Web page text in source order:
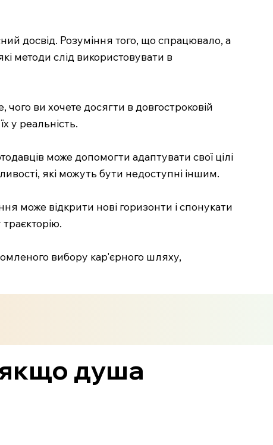
досвід. Розуміння того, що спрацювало, а
методи слід використовувати в
ви хочете досягти в довгостроковій
у реальність.
може допомогти адаптувати свої цілі
які можуть бути недоступні іншим.
може відкрити нові горизонти і спонукати
вибору кар'єрного шляху,
якщо душа